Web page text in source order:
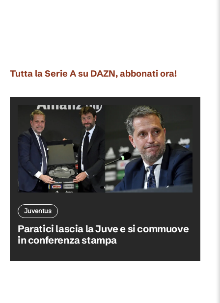
Tutta la Serie A su DAZN, abbonati ora!
Juventus
Paratici lascia la Juve e si commuove
in conferenza stampa